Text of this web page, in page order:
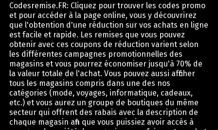
Codesremise.FR: Cliquez pour trouver les codes promo
et pour accéder à la page online, vous y découvrirez
que l'obtention d'une réduction sur vos achats en ligne
est facile et rapide. Les remises que vous pouvez
obtenir avec ces coupons de réduction varient selon
les différentes campagnes promotionnelles des
magasins et vous pourrez économiser jusqu'à 70% de
la valeur totale de l'achat. Vous pouvez aussi afficher
tous les magasins compris dans une des nos
catégories (mode, voyages, informatique, cadeaux,
etc.) et vous aurez un groupe de boutiques du même
secteur qui offrent des rabais avec la description de
chaque magasin afin que vous puissiez avoir accès à